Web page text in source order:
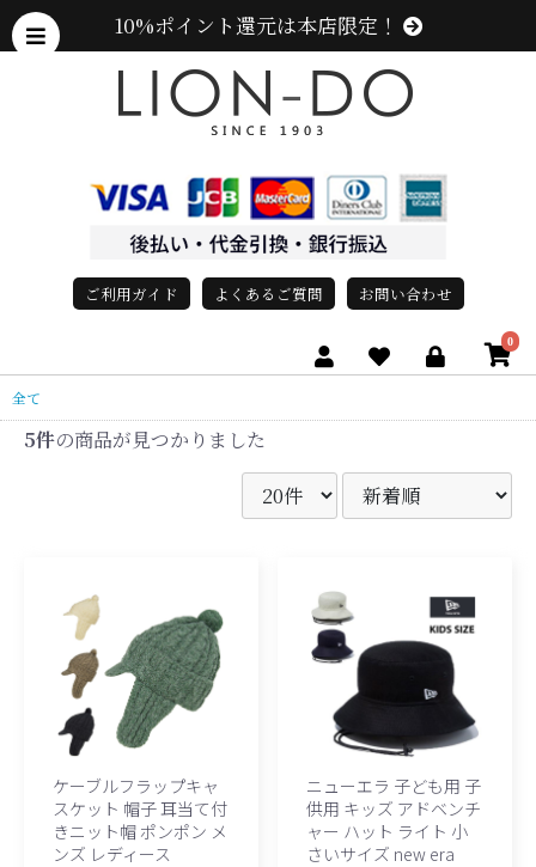
10%ポイント還元は本店限定！
ご利用ガイド よくあるご質問 お問い合わせ
0
全て
5件の商品が見つかりました
ケーブルフラップキャ
スケット 帽子 耳当て付
きニット帽 ポンポン メ
ンズ レディース
ニューエラ 子ども用 子
供用 キッズ アドベンチ
ャー ハット ライト 小
さいサイズ new era